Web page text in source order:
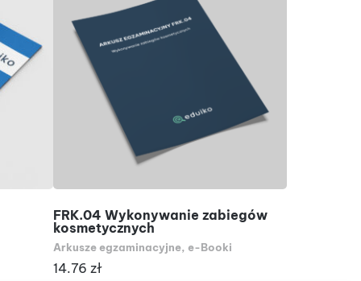
DODAJ DO KOSZYKA
FRK.04 Wykonywanie zabiegów
kosmetycznych
Arkusze egzaminacyjne, e-Booki
14.76 zł